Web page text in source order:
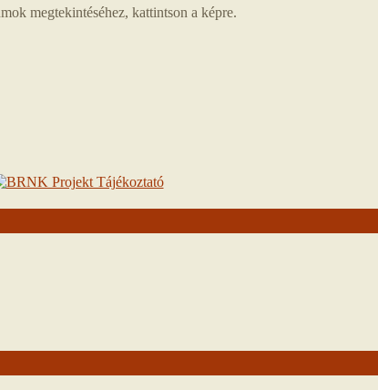
megtekintéséhez, kattintson a képre.